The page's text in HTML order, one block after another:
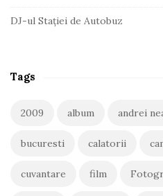
DJ-ul Stației de Autobuz
Tags
2009 album andrei
bucuresti calatorii
cuvantare film